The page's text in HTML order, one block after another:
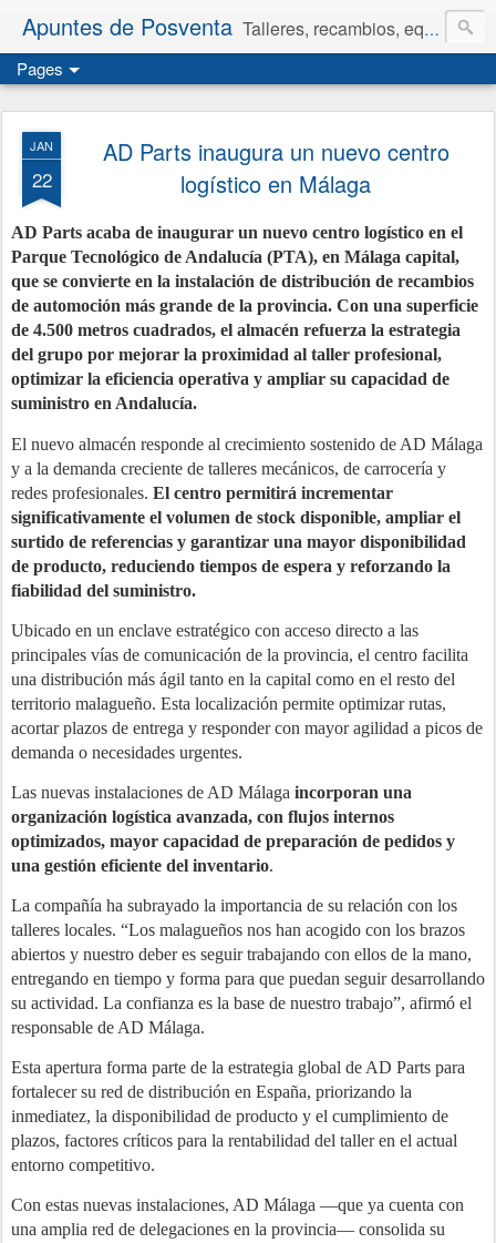
Apuntes de Posventa Talleres, recambios, equipamiento y neumáticos.
Pages
JAN
22
AD Parts inaugura un nuevo centro
logístico en Málaga
AD Parts acaba de inaugurar un nuevo centro logístico en el
Parque Tecnológico de Andalucía (PTA), en Málaga capital,
que se convierte en la instalación de distribución de recambios
de automoción más grande de la provincia. Con una superficie
de 4.500 metros cuadrados, el almacén refuerza la estrategia
del grupo por mejorar la proximidad al taller profesional,
optimizar la eficiencia operativa y ampliar su capacidad de
suministro en Andalucía.
El nuevo almacén responde al crecimiento sostenido de AD Málaga
y a la demanda creciente de talleres mecánicos, de carrocería y
redes profesionales. El centro permitirá incrementar
significativamente el volumen de stock disponible, ampliar el
surtido de referencias y garantizar una mayor disponibilidad
de producto, reduciendo tiempos de espera y reforzando la
fiabilidad del suministro.
Ubicado en un enclave estratégico con acceso directo a las
principales vías de comunicación de la provincia, el centro facilita
una distribución más ágil tanto en la capital como en el resto del
territorio malagueño. Esta localización permite optimizar rutas,
acortar plazos de entrega y responder con mayor agilidad a picos de
demanda o necesidades urgentes.
Las nuevas instalaciones de AD Málaga incorporan una
organización logística avanzada, con flujos internos
optimizados, mayor capacidad de preparación de pedidos y
una gestión eficiente del inventario.
La compañía ha subrayado la importancia de su relación con los
talleres locales. “Los malagueños nos han acogido con los brazos
abiertos y nuestro deber es seguir trabajando con ellos de la mano,
entregando en tiempo y forma para que puedan seguir desarrollando
su actividad. La confianza es la base de nuestro trabajo”, afirmó el
responsable de AD Málaga.
Esta apertura forma parte de la estrategia global de AD Parts para
fortalecer su red de distribución en España, priorizando la
inmediatez, la disponibilidad de producto y el cumplimiento de
plazos, factores críticos para la rentabilidad del taller en el actual
entorno competitivo.
Con estas nuevas instalaciones, AD Málaga —que ya cuenta con
una amplia red de delegaciones en la provincia— consolida su